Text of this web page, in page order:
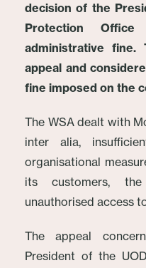
decision of the
Protection
administrative fine.
appeal and
fine imposed on the
The WSA dealt with
inter alia,
organisational
its customers,
unauthorised access
The appeal
President of the